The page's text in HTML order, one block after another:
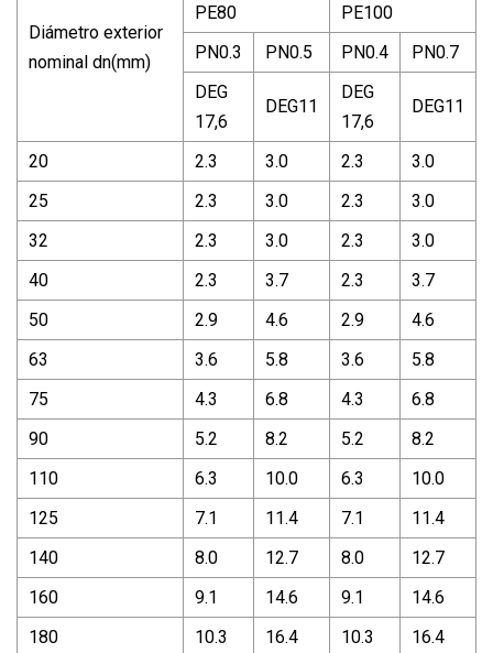
Diámetro exterior
nominal dn(mm)
PE80
PE100
PN0.3
PN0.5 PN0.4
PN0.7
DEG
17,6
DEG11
DEG
17,6
DEG11
20 2.3 3.0 2.3
3.0
25
2.3 3.0 2.3
3.0
32
2.3 3.0 2.3
3.0
40
2.3 3.7 2.3
3.7
50
2.9 4.6 2.9
4.6
63
3.6 5.8 3.6
5.8
75
4.3 6.8 4.3
6.8
90
5.2 8.2 5.2
8.2
110
6.3 10.0 6.3
10.0
125
7.1 11.4 7.1
11.4
140
8.0 12.7 8.0
12.7
160
9.1 14.6 9.1
14.6
180
10.3 16.4 10.3 16.4